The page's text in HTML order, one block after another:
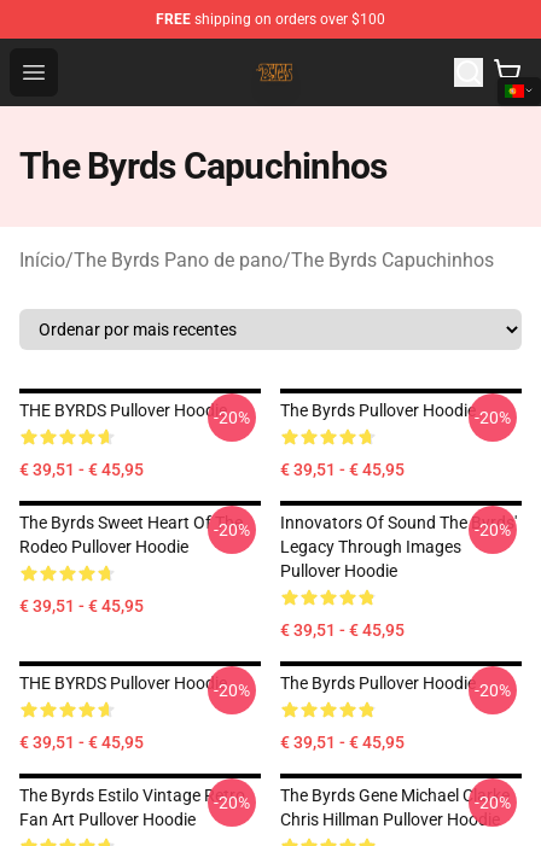
FREE shipping on orders over $100
Open menu
The Byrds Store - Official The Byrds Merchandise Shop
The Byrds Capuchinhos
Início/The Byrds Pano de pano/The Byrds Capuchinhos
THE BYRDS Pullover Hoodie
€ 39,51 - € 45,95
-20% The Byrds Pullover Hoodie
€ 39,51 - € 45,95
-20%
The Byrds Sweet Heart Of The
Rodeo Pullover Hoodie
€ 39,51 - € 45,95
-20%
Innovators Of Sound The Byrds'
Legacy Through Images
Pullover Hoodie
€ 39,51 - € 45,95
-20%
THE BYRDS Pullover Hoodie
€ 39,51 - € 45,95
-20% The Byrds Pullover Hoodie
€ 39,51 - € 45,95
-20%
The Byrds Estilo Vintage Retro
Fan Art Pullover Hoodie
-20%
The Byrds Gene Michael Clarke
Chris Hillman Pullover Hoodie
-20%